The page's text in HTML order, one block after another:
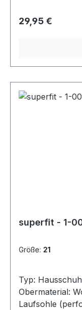
Regulärer Preis:
29,95 €
superfit - 1-
Größe: 21
Typ:
Obermaterial:
Laufsohle